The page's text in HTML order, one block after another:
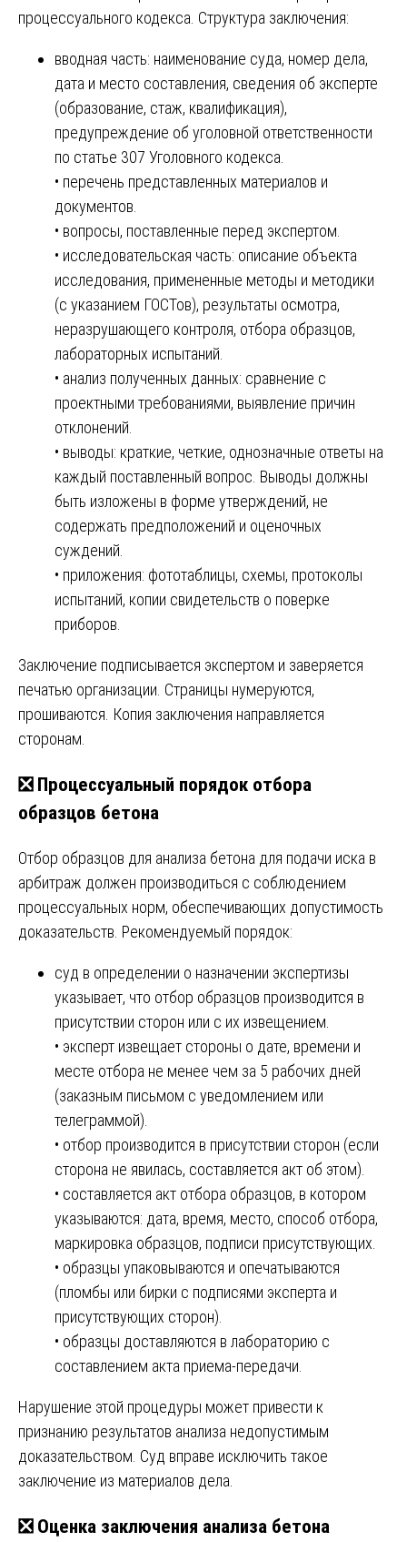
процессуального кодекса. Структура заключения:
вводная часть: наименование суда, номер дела,
дата и место составления, сведения об эксперте
(образование, стаж, квалификация),
предупреждение об уголовной ответственности
по статье 307 Уголовного кодекса.
• перечень представленных материалов и
документов.
• вопросы, поставленные перед экспертом.
• исследовательская часть: описание объекта
исследования, примененные методы и методики
(с указанием ГОСТов), результаты осмотра,
неразрушающего контроля, отбора образцов,
лабораторных испытаний.
• анализ полученных данных: сравнение с
проектными требованиями, выявление причин
отклонений.
• выводы: краткие, четкие, однозначные ответы на
каждый поставленный вопрос. Выводы должны
быть изложены в форме утверждений, не
содержать предположений и оценочных
суждений.
• приложения: фототаблицы, схемы, протоколы
испытаний, копии свидетельств о поверке
приборов.
Заключение подписывается экспертом и заверяется
печатью организации. Страницы нумеруются,
прошиваются. Копия заключения направляется
сторонам.
❎ Процессуальный порядок отбора
образцов бетона
Отбор образцов для анализа бетона для подачи иска в
арбитраж должен производиться с соблюдением
процессуальных норм, обеспечивающих допустимость
доказательств. Рекомендуемый порядок:
суд в определении о назначении экспертизы
указывает, что отбор образцов производится в
присутствии сторон или с их извещением.
• эксперт извещает стороны о дате, времени и
месте отбора не менее чем за 5 рабочих дней
(заказным письмом с уведомлением или
телеграммой).
• отбор производится в присутствии сторон (если
сторона не явилась, составляется акт об этом).
• составляется акт отбора образцов, в котором
указываются: дата, время, место, способ отбора,
маркировка образцов, подписи присутствующих.
• образцы упаковываются и опечатываются
(пломбы или бирки с подписями эксперта и
присутствующих сторон).
• образцы доставляются в лабораторию с
составлением акта приема-передачи.
Нарушение этой процедуры может привести к
признанию результатов анализа недопустимым
доказательством. Суд вправе исключить такое
заключение из материалов дела.
❎ Оценка заключения анализа бетона